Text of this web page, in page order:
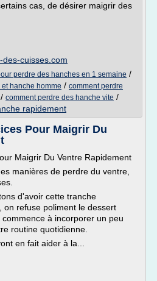
cas, de désirer maigrir des
des-cuisses.com
perdre des hanches en 1 semaine /
hanche homme / comment perdre
/ comment perdre des hanche vite /
rapidement
Pour Maigrir Du
Maigrir Du Ventre Rapidement
manières de perdre du ventre,
d'avoir cette tranche
on refuse poliment le dessert
à incorporer un peu
routine quotidienne.
en fait aider à la...